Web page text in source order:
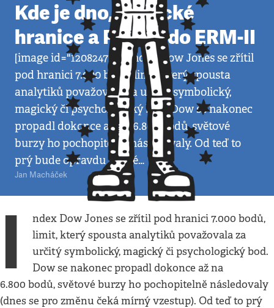
Kde je dno, magické
hranice a Polsko do ERM-II
[image id="120824790"]Index Dow Jones se zřítil
pod hranici 7.000 bodů, limit, který spousta
analytiků považovala za určitý symbolický,
magický či psychologický bod. Dow se nakonec
propadl dokonce až na 6.800 bodů, světové
burzy ho pochopitelně následovaly. Od teď to
prý bude opravdu vážné…
Jan Macháček
I
ndex Dow Jones se zřítil pod hranici 7.000 bodů,
limit, který spousta analytiků považovala za
určitý symbolický, magický či psychologický bod.
Dow se nakonec propadl dokonce až na
6.800 bodů, světové burzy ho pochopitelně následovaly
(dnes se pro změnu čeká mírný vzestup). Od teď to prý